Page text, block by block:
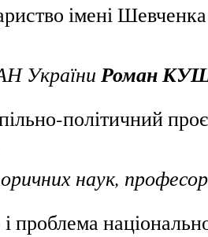
імені
України Роман
політичний
наук,
проблема